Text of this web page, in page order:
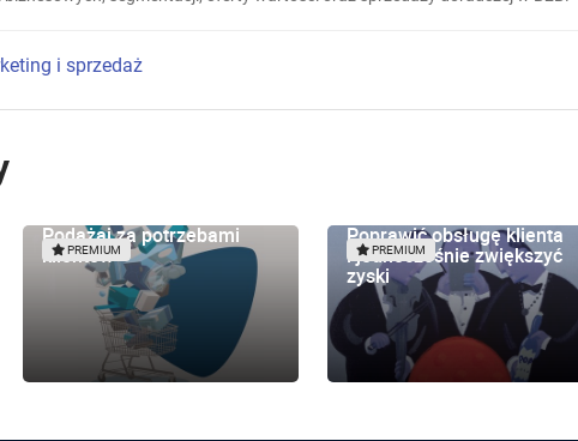
i sprzedaż
Podążaj za potrzebami
klientów
PREMIUM
Poprawić obsługę klienta
i jednocześnie zwiększyć
zyski
PREMIUM